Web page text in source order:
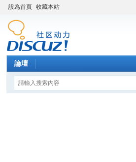
設為首頁 收藏本站
論壇